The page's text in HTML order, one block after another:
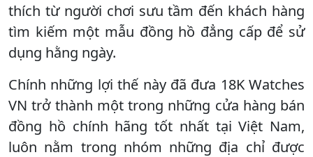
thích từ người chơi sưu tầm đến khách hàng
tìm kiếm một mẫu đồng hồ đẳng cấp để sử
dụng hằng ngày.
Chính những lợi thế này đã đưa 18K Watches
VN trở thành một trong những cửa hàng bán
đồng hồ chính hãng tốt nhất tại Việt Nam,
luôn nằm trong nhóm những địa chỉ được